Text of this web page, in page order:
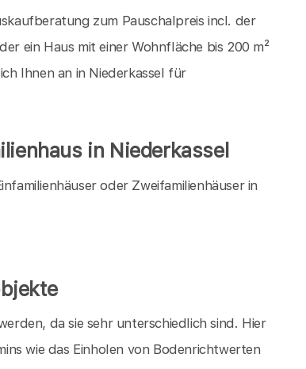
zum Pauschalpreis incl. der
ein Haus mit einer Wohnfläche bis 200 m²
Ihnen an in Niederkassel für
in Niederkassel
oder Zweifamilienhäuser in
da sie sehr unterschiedlich sind. Hier
wie das Einholen von Bodenrichtwerten